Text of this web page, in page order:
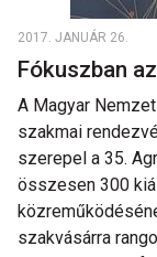
2017. JANUÁR 26.
Fókuszban
A Magyar
szakmai
szerepel a 35.
összesen 300
szakvásárra